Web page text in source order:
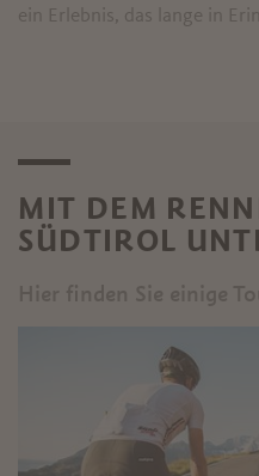
ein Erlebnis, das lange in
MIT DEM
SÜDTIROL